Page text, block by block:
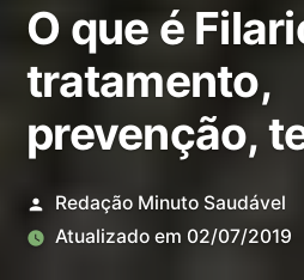
O que é
tratamento,
prevenção,
Redação Minuto Saudável
Atualizado em 02/07/2019